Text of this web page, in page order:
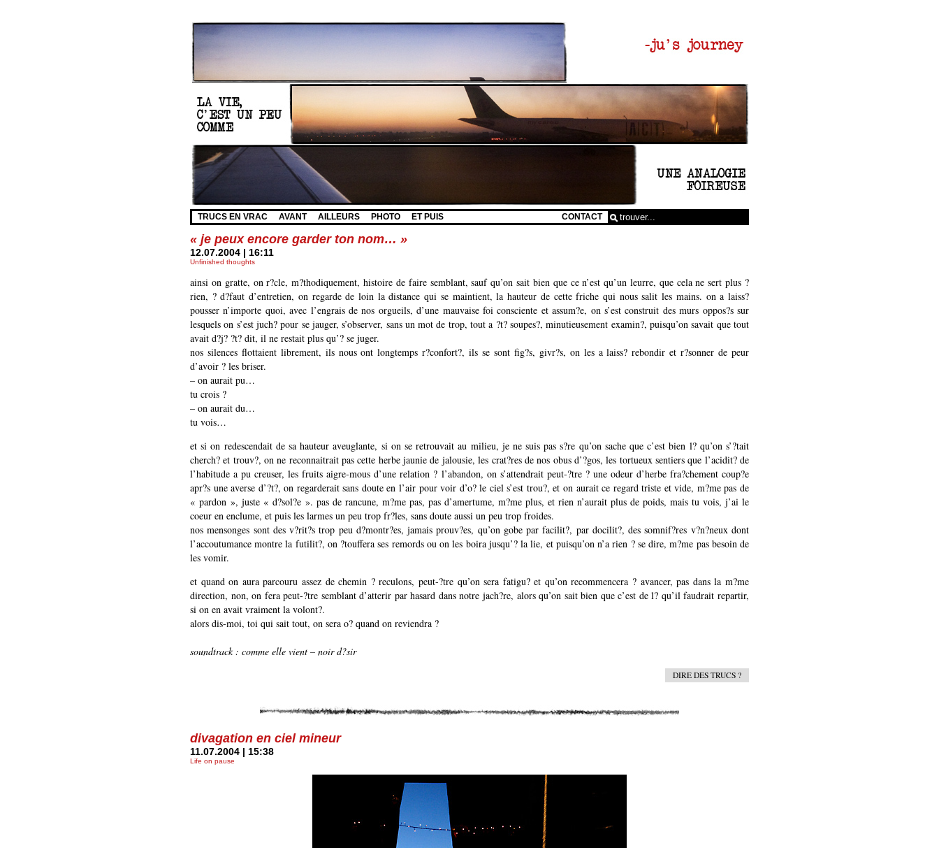
TRUCS EN VRAC AVANT AILLEURS PHOTO ET PUIS CONTACT
« je peux encore garder ton nom… »
12.07.2004 | 16:11
Unfinished thoughts
ainsi on gratte, on r?cle, m?thodiquement, histoire de faire semblant, sauf qu’on sait bien que ce n’est qu’un leurre, que cela ne sert plus ?
rien, ? d?faut d’entretien, on regarde de loin la distance qui se maintient, la hauteur de cette friche qui nous salit les mains. on a laiss?
pousser n’importe quoi, avec l’engrais de nos orgueils, d’une mauvaise foi consciente et assum?e, on s’est construit des murs oppos?s sur
lesquels on s’est juch? pour se jauger, s’observer, sans un mot de trop, tout a ?t? soupes?, minutieusement examin?, puisqu’on savait que tout
avait d?j? ?t? dit, il ne restait plus qu’? se juger.
nos silences flottaient librement, ils nous ont longtemps r?confort?, ils se sont fig?s, givr?s, on les a laiss? rebondir et r?sonner de peur
d’avoir ? les briser.
– on aurait pu…
tu crois ?
– on aurait du…
tu vois…
et si on redescendait de sa hauteur aveuglante, si on se retrouvait au milieu, je ne suis pas s?re qu’on sache que c’est bien l? qu’on s’?tait
cherch? et trouv?, on ne reconnaitrait pas cette herbe jaunie de jalousie, les crat?res de nos obus d’?gos, les tortueux sentiers que l’acidit? de
l’habitude a pu creuser, les fruits aigre-mous d’une relation ? l’abandon, on s’attendrait peut-?tre ? une odeur d’herbe fra?chement coup?e
apr?s une averse d’?t?, on regarderait sans doute en l’air pour voir d’o? le ciel s’est trou?, et on aurait ce regard triste et vide, m?me pas de
« pardon », juste « d?sol?e ». pas de rancune, m?me pas, pas d’amertume, m?me plus, et rien n’aurait plus de poids, mais tu vois, j’ai le
coeur en enclume, et puis les larmes un peu trop fr?les, sans doute aussi un peu trop froides.
nos mensonges sont des v?rit?s trop peu d?montr?es, jamais prouv?es, qu’on gobe par facilit?, par docilit?, des somnif?res v?n?neux dont
l’accoutumance montre la futilit?, on ?touffera ses remords ou on les boira jusqu’? la lie, et puisqu’on n’a rien ? se dire, m?me pas besoin de
les vomir.
et quand on aura parcouru assez de chemin ? reculons, peut-?tre qu’on sera fatigu? et qu’on recommencera ? avancer, pas dans la m?me
direction, non, on fera peut-?tre semblant d’atterir par hasard dans notre jach?re, alors qu’on sait bien que c’est de l? qu’il faudrait repartir,
si on en avait vraiment la volont?.
alors dis-moi, toi qui sait tout, on sera o? quand on reviendra ?
soundtrack : comme elle vient – noir d?sir
DIRE DES TRUCS ?
divagation en ciel mineur
11.07.2004 | 15:38
Life on pause